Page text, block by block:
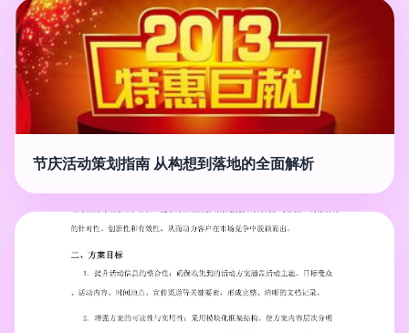
节庆活动策划指南 从构想到落地的全面解析